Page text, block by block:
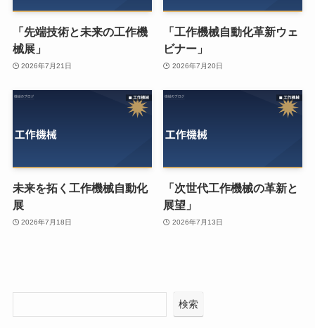
「先端技術と未来の工作機
械展」
2026年7月21日
「工作機械自動化革新ウェ
ビナー」
2026年7月20日
未来を拓く工作機械自動化
展
2026年7月18日
「次世代工作機械の革新と
展望」
2026年7月13日
検索